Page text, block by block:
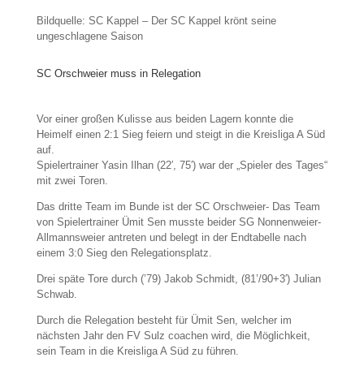
Bildquelle: SC Kappel – Der SC Kappel krönt seine
ungeschlagene Saison
SC Orschweier muss in Relegation
Vor einer großen Kulisse aus beiden Lagern konnte die
Heimelf einen 2:1 Sieg feiern und steigt in die Kreisliga A Süd
auf.
Spielertrainer Yasin Ilhan (22′, 75′) war der „Spieler des Tages“
mit zwei Toren.
Das dritte Team im Bunde ist der SC Orschweier- Das Team
von Spielertrainer Ümit Sen musste beider SG Nonnenweier-
Allmannsweier antreten und belegt in der Endtabelle nach
einem 3:0 Sieg den Relegationsplatz.
Drei späte Tore durch (’79) Jakob Schmidt, (81’/90+3′) Julian
Schwab.
Durch die Relegation besteht für Ümit Sen, welcher im
nächsten Jahr den FV Sulz coachen wird, die Möglichkeit,
sein Team in die Kreisliga A Süd zu führen.